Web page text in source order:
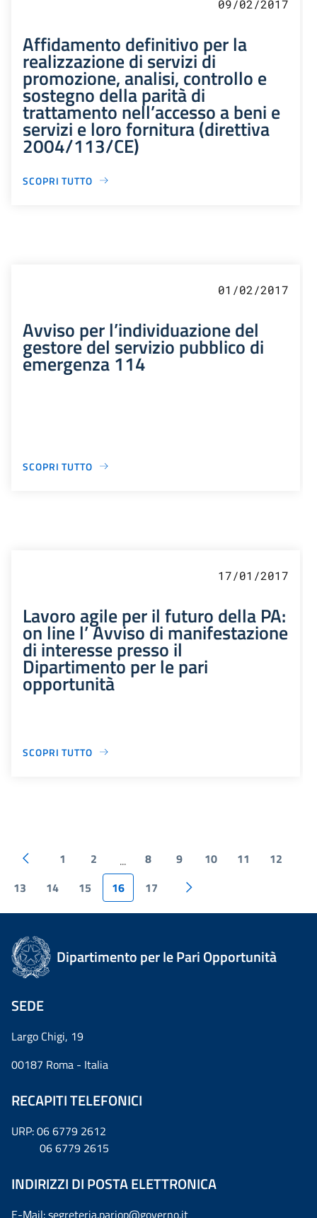
09/02/2017
Affidamento definitivo per la
realizzazione di servizi di
promozione, analisi, controllo e
sostegno della parità di
trattamento nell’accesso a beni e
servizi e loro fornitura (direttiva
2004/113/CE)
SCOPRI TUTTO
01/02/2017
Avviso per l’individuazione del
gestore del servizio pubblico di
emergenza 114
SCOPRI TUTTO
17/01/2017
Lavoro agile per il futuro della PA:
on line l’ Avviso di manifestazione
di interesse presso il
Dipartimento per le pari
opportunità
SCOPRI TUTTO
1 2 ... 8 9 10 11
12
13
14 15 16 17
Dipartimento per le Pari Opportunità
SEDE
Largo Chigi, 19
00187 Roma - Italia
RECAPITI TELEFONICI
URP: 06 6779 2612
06 6779 2615
INDIRIZZI DI POSTA ELETTRONICA
E-Mail: segreteria.pariop@governo.it